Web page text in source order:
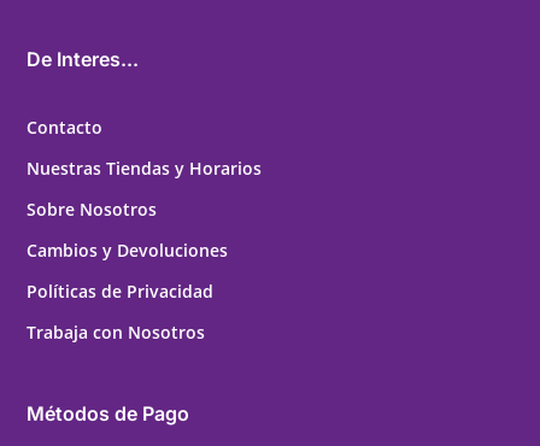
De Interes...
Contacto
Nuestras Tiendas y Horarios
Sobre Nosotros
Cambios y Devoluciones
Políticas de Privacidad
Trabaja con Nosotros
Métodos de Pago